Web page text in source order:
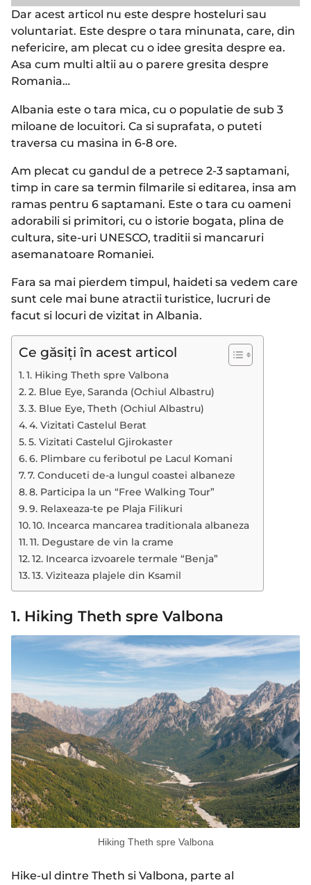
Dar acest articol nu este despre hosteluri sau
voluntariat. Este despre o tara minunata, care, din
nefericire, am plecat cu o idee gresita despre ea.
Asa cum multi altii au o parere gresita despre
Romania…
Albania este o tara mica, cu o populatie de sub 3
miloane de locuitori. Ca si suprafata, o puteti
traversa cu masina in 6-8 ore.
Am plecat cu gandul de a petrece 2-3 saptamani,
timp in care sa termin filmarile si editarea, insa am
ramas pentru 6 saptamani. Este o tara cu oameni
adorabili si primitori, cu o istorie bogata, plina de
cultura, site-uri UNESCO, traditii si mancaruri
asemanatoare Romaniei.
Fara sa mai pierdem timpul, haideti sa vedem care
sunt cele mai bune atractii turistice, lucruri de
facut si locuri de vizitat in Albania.
Ce găsiți în acest articol
1. Hiking Theth spre Valbona
2. Blue Eye, Saranda (Ochiul Albastru)
3. Blue Eye, Theth (Ochiul Albastru)
4. Vizitati Castelul Berat
5. Vizitati Castelul Gjirokaster
6. Plimbare cu feribotul pe Lacul Komani
7. Conduceti de-a lungul coastei albaneze
8. Participa la un “Free Walking Tour”
9. Relaxeaza-te pe Plaja Filikuri
10. Incearca mancarea traditionala albaneza
11. Degustare de vin la crame
12. Incearca izvoarele termale “Benja”
13. Viziteaza plajele din Ksamil
1. Hiking Theth spre Valbona
Hiking Theth spre Valbona
Hike-ul dintre Theth si Valbona, parte al